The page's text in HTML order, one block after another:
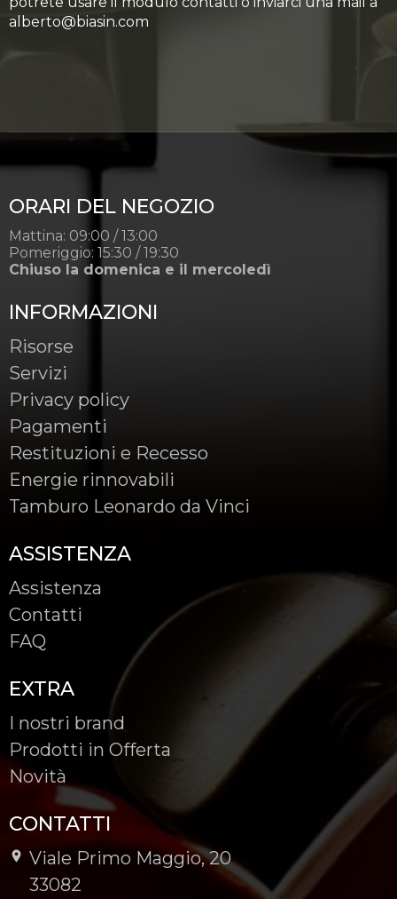
alberto@biasin.com
ORARI DEL NEGOZIO
Mattina: 09:00 / 13:00
Pomeriggio: 15:30 / 19:30
Chiuso la domenica e il mercoledì
INFORMAZIONI
Risorse
Servizi
Privacy policy
Pagamenti
Restituzioni e Recesso
Energie rinnovabili
Tamburo Leonardo da Vinci
ASSISTENZA
Assistenza
Contatti
FAQ
EXTRA
I nostri brand
Prodotti in Offerta
Novità
CONTATTI
Viale Primo Maggio, 20
-
33082